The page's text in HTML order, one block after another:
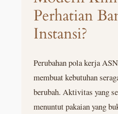
Perhatian
Instansi?
Perubahan pola kerja
membuat kebutuhan
berubah. Aktivitas yang
menuntut pakaian yang